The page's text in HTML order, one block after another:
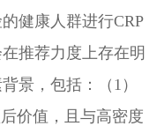
健康人群进行CRP
推荐力度上存在明
景，包括：（1）
价值，且与高密度